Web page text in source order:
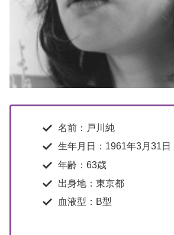
名前：戸川純
生年月日：1961年3月31日
年齢：63歳
出身地：東京都
血液型：B型